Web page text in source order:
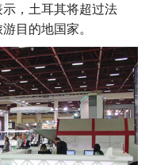
，土耳其将超过法
目的地国家。